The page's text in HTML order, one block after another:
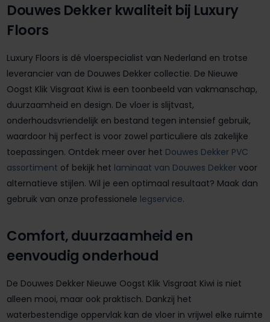
Douwes Dekker kwaliteit bij Luxury
Floors
Luxury Floors is dé vloerspecialist van Nederland en trotse
leverancier van de Douwes Dekker collectie. De Nieuwe
Oogst Klik Visgraat Kiwi is een toonbeeld van vakmanschap,
duurzaamheid en design. De vloer is slijtvast,
onderhoudsvriendelijk en bestand tegen intensief gebruik,
waardoor hij perfect is voor zowel particuliere als zakelijke
toepassingen. Ontdek meer over het Douwes Dekker PVC
assortiment of bekijk het laminaat van Douwes Dekker voor
alternatieve stijlen. Wil je een optimaal resultaat? Maak dan
gebruik van onze professionele legservice.
Comfort, duurzaamheid en
eenvoudig onderhoud
De Douwes Dekker Nieuwe Oogst Klik Visgraat Kiwi is niet
alleen mooi, maar ook praktisch. Dankzij het
waterbestendige oppervlak kan de vloer in vrijwel elke ruimte